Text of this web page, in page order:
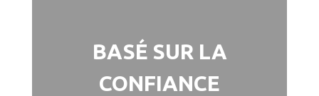
BASÉ SUR LA
CONFIANCE
augmente la confiance de
ses clients grâce à une